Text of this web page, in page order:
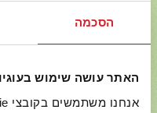
הסכמה
האתר עושה שימוש